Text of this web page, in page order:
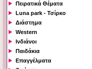
Πειρατικά Θέματα
Luna park - Τσίρκο
Διάστημα
Western
Ινδιάνοι
Παιδάκια
Επαγγέλματα